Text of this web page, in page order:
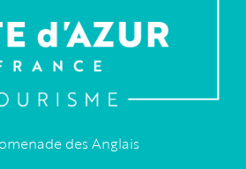
des Anglais